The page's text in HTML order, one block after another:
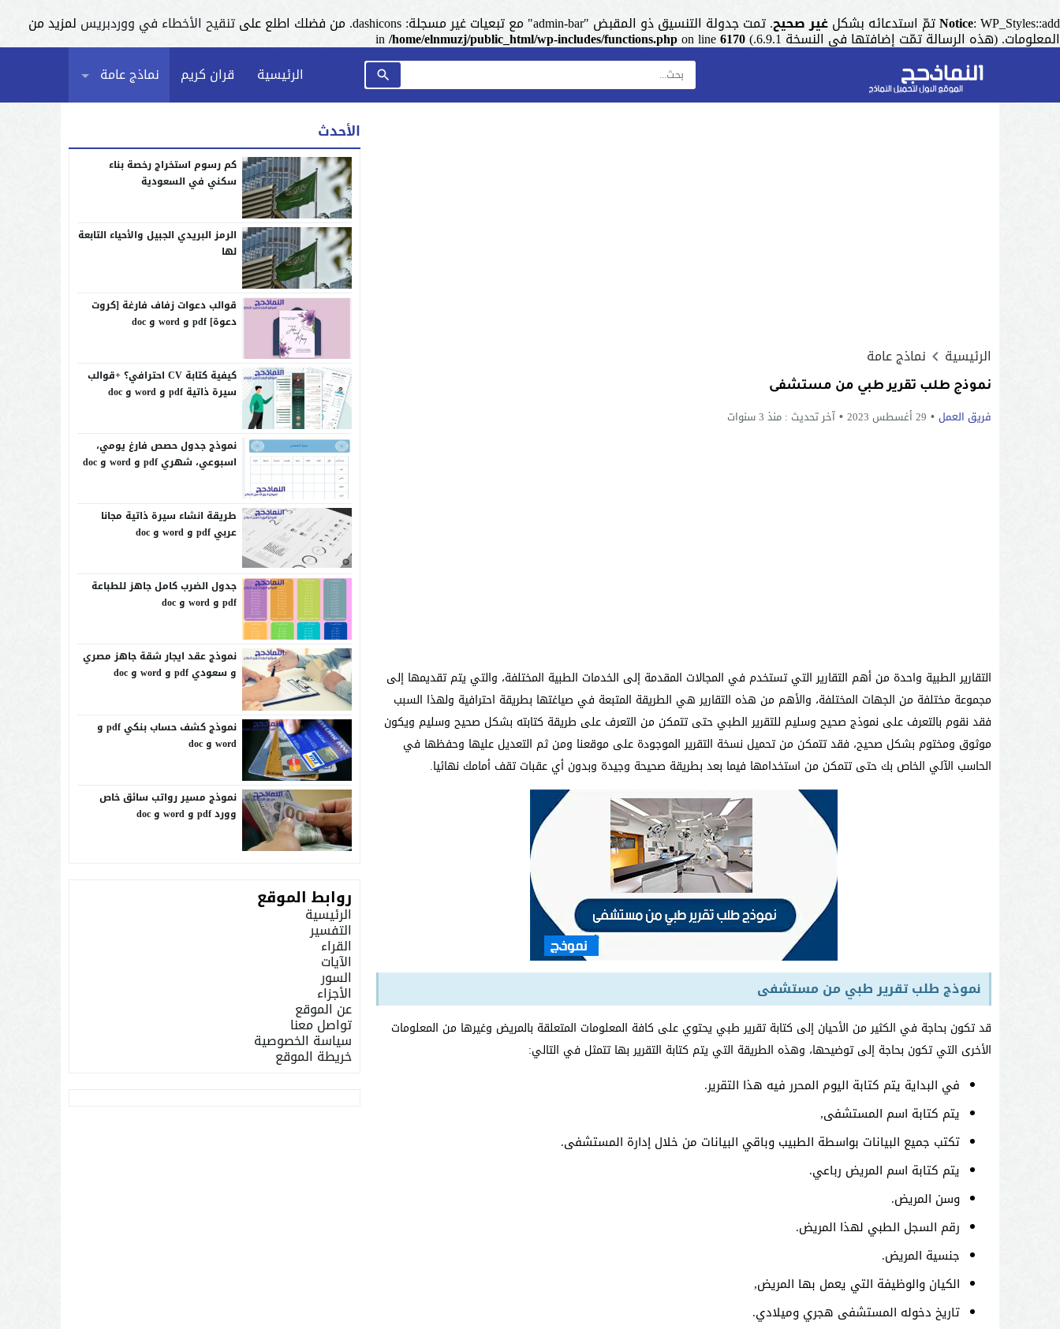
Notice: WP_Styles::add تمّ استدعائه بشكل غير صحيح. تمت جدولة التنسيق ذو المقبض "admin-bar" مع تبعيات غير مسجلة: dashicons. من فضلك اطلع على تنقيح الأخطاء في ووردبريس لمزيد من
المعلومات. (هذه الرسالة تمّت إضافتها في النسخة 6.9.1.) in /home/elnmuzj/public_html/wp-includes/functions.phpon line6170
الرئيسية
قران كريم نماذج عامة
الرئيسية نماذج عامة
نموذج طلب تقرير طبي من مستشفى
فريق العمل 29 أغسطس 2023 آخر تحديث : منذ 3 سنوات
التقارير الطبية واحدة من أهم التقارير التي تستخدم في المجالات المقدمة إلى الخدمات الطبية المختلفة، والتي يتم تقديمها إلى
مجموعة مختلفة من الجهات المختلفة، والأهم من هذه التقارير هي الطريقة المتبعة في صياغتها بطريقة احترافية ولهذا السبب
فقد نقوم بالتعرف على نموذج صحيح وسليم للتقرير الطبي حتى تتمكن من التعرف على طريقة كتابته بشكل صحيح وسليم ويكون
موثوق ومختوم بشكل صحيح، فقد تتمكن من تحميل نسخة التقرير الموجودة على موقعنا ومن ثم التعديل عليها وحفظها في
الحاسب الآلي الخاص بك حتى تتمكن من استخدامها فيما بعد بطريقة صحيحة وجيدة وبدون أي عقبات تقف أمامك نهائيا.
نموذج طلب تقرير طبي من مستشفى
قد تكون بحاجة في الكثير من الأحيان إلى كتابة تقرير طبي يحتوي على كافة المعلومات المتعلقة بالمريض وغيرها من المعلومات
الأخرى التي تكون بحاجة إلى توضيحها، وهذه الطريقة التي يتم كتابة التقرير بها تتمثل في التالي:
في البداية يتم كتابة اليوم المحرر فيه هذا التقرير.
يتم كتابة اسم المستشفى,
تكتب جميع البيانات بواسطة الطبيب وباقي البيانات من خلال إدارة المستشفى.
يتم كتابة اسم المريض رباعي.
وسن المريض.
رقم السجل الطبي لهذا المريض.
جنسية المريض.
الكيان والوظيفة التي يعمل بها المريض,
تاريخ دخوله المستشفى هجري وميلادي.
الأحدث
كم رسوم استخراج رخصة بناء
سكني في السعودية
الرمز البريدي الجبيل والأحياء التابعة
لها
قوالب دعوات زفاف فارغة [كروت
دعوة] pdf و word و doc
كيفية كتابة CV احترافي؟ +قوالب
سيرة ذاتية pdf و word و doc
نموذج جدول حصص فارغ يومي،
اسبوعي، شهري pdf و word و doc
طريقة انشاء سيرة ذاتية مجانا
عربي pdf و word و doc
جدول الضرب كامل جاهز للطباعة
pdf و word و doc
نموذج عقد ايجار شقة جاهز مصري
و سعودي pdf و word و doc
نموذج كشف حساب بنكي pdf و
word و doc
نموذج مسير رواتب سائق خاص
وورد pdf و word و doc
روابط الموقع
الرئيسية
التفسير
القراء
الآيات
السور
الأجزاء
عن الموقع
تواصل معنا
سياسة الخصوصية
خريطة الموقع